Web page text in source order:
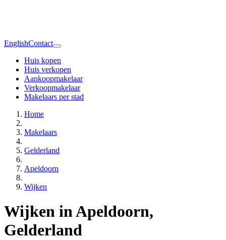
EnglishContact
Huis kopen
Huis verkopen
Aankoopmakelaar
Verkoopmakelaar
Makelaars per stad
Home
Makelaars
Gelderland
Apeldoorn
Wijken
Wijken in Apeldoorn,
Gelderland